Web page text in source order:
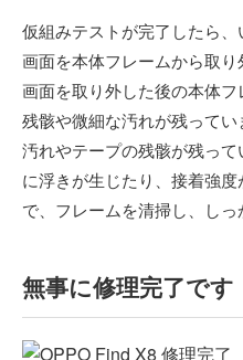
仮組みテストが完了したら
画面を本体フレームから取り
画面を取り外した後の本体
残骸や微細な汚れが残ってい
汚れやテープの残骸が残っ
に浮きが生じたり、接着強
で、フレームを清掃し、しっ
無事に修理完了です